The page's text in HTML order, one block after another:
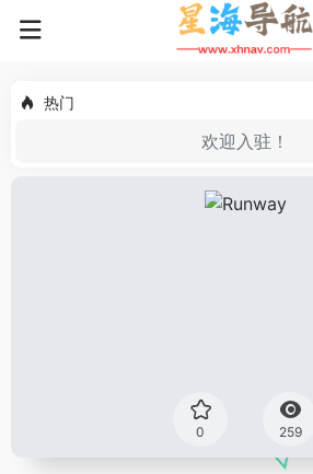
热门
欢迎入驻！
0 259